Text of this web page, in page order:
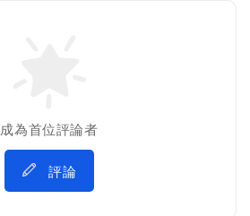
成為首位評論者
評論